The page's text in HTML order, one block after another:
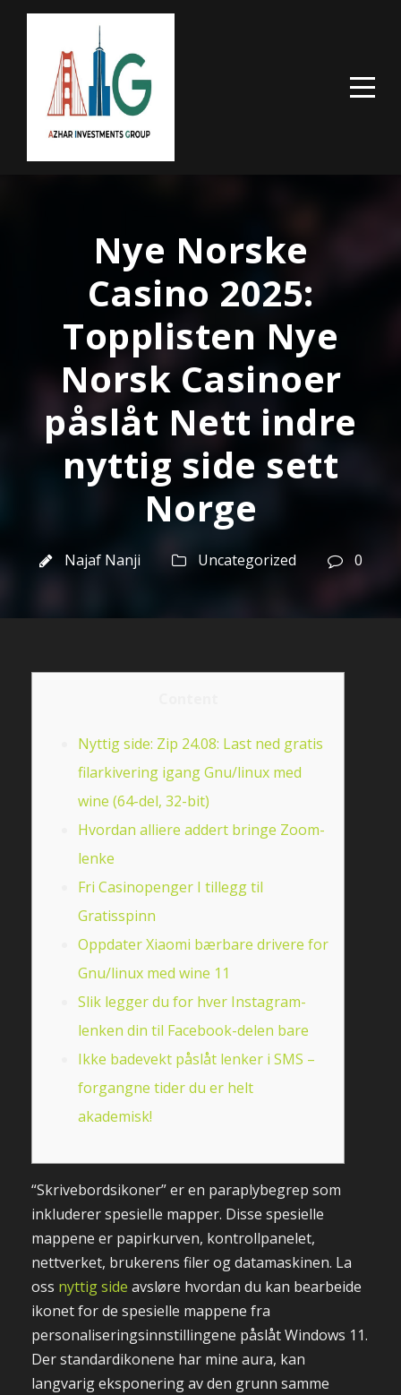
Nye Norske
Casino 2025:
Topplisten Nye
Norsk Casinoer
påslåt Nett indre
nyttig side sett
Norge
Najaf Nanji Uncategorized 0
Nyttig side: Zip 24.08: Last ned gratis
filarkivering igang Gnu/linux med
wine (64-del, 32-bit)
Hvordan alliere addert bringe Zoom-
lenke
Fri Casinopenger I tillegg til
Gratisspinn
Oppdater Xiaomi bærbare drivere for
Gnu/linux med wine 11
Slik legger du for hver Instagram-
lenken din til Facebook-delen bare
Ikke badevekt påslåt lenker i SMS –
forgangne tider du er helt
akademisk!
“Skrivebordsikoner” er en paraplybegrep som
inkluderer spesielle mapper. Disse spesielle
mappene er papirkurven, kontrollpanelet,
nettverket, brukerens filer og datamaskinen. La
oss nyttig side avsløre hvordan du kan bearbeide
ikonet for de spesielle mappene fra
personaliseringsinnstillingene påslåt Windows 11.
Der standardikonene har mine aura, kan
langvarig eksponering av den grunn samme